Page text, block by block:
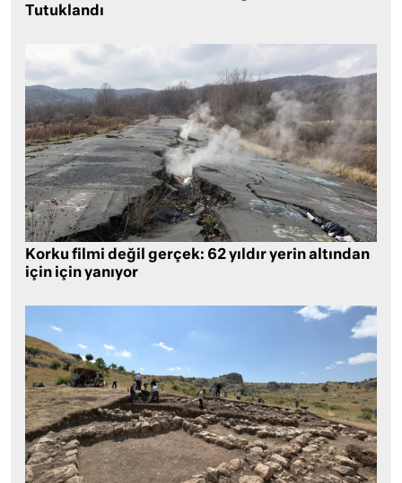
Tutuklandı
Korku filmi değil gerçek: 62 yıldır yerin altından
için için yanıyor